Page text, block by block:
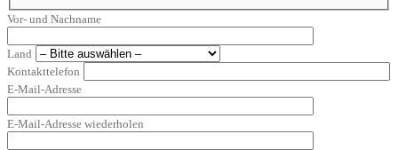
Vor- und Nachname
Land
Kontakttelefon
E-Mail-Adresse
E-Mail-Adresse wiederholen